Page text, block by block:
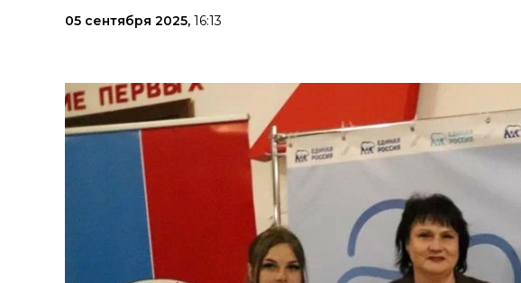
05 сентября 2025, 16:13